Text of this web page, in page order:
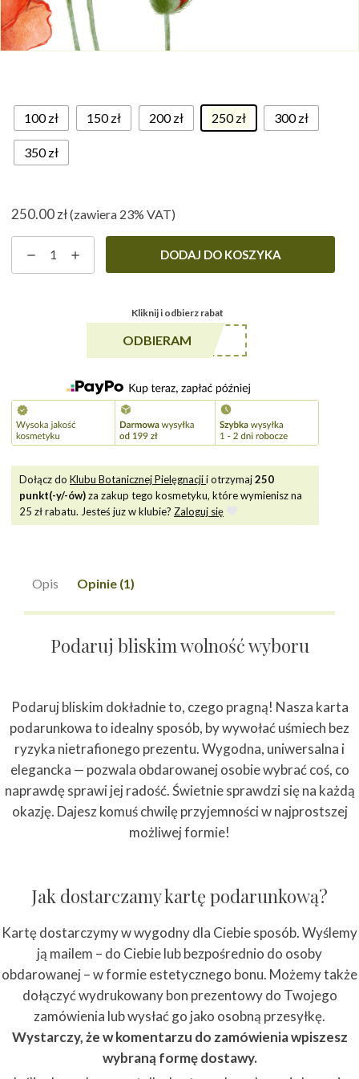
100 zł 150 zł 200 zł 250 zł 300 zł
350 zł
250.00zł(zawiera 23% VAT)
DODAJ DO KOSZYKA
Kliknij i odbierz rabat
ODBIERAM
******A5
Dołącz do Klubu Botanicznej Pielęgnacjii otrzymaj250
punkt(-y/-ów)za zakup tego kosmetyku, które wymienisz na
25 zł rabatu. Jesteś juz w klubie? Zaloguj się
Opis Opinie (1)
Podaruj bliskim wolność wyboru
Podaruj bliskim dokładnie to, czego pragną! Nasza karta
podarunkowa to idealny sposób, by wywołać uśmiech bez
ryzyka nietrafionego prezentu. Wygodna, uniwersalna i
elegancka — pozwala obdarowanej osobie wybrać coś, co
naprawdę sprawi jej radość. Świetnie sprawdzi się na każdą
okazję. Dajesz komuś chwilę przyjemności w najprostszej
możliwej formie!
Jak dostarczamy kartę podarunkową?
Kartę dostarczymy w wygodny dla Ciebie sposób. Wyślemy
ją mailem – do Ciebie lub bezpośrednio do osoby
obdarowanej – w formie estetycznego bonu. Możemy także
dołączyć wydrukowany bon prezentowy do Twojego
zamówienia lub wysłać go jako osobną przesyłkę.
Wystarczy, że w komentarzu do zamówienia wpiszesz
wybraną formę dostawy.